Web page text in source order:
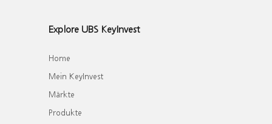
Explore UBS KeyInvest
Home
Mein KeyInvest
Märkte
Produkte